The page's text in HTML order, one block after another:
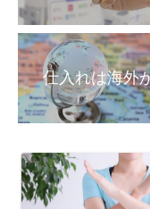
仕入れは海外